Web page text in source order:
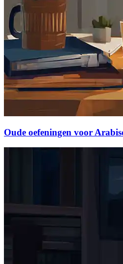
Oude oefeningen voor